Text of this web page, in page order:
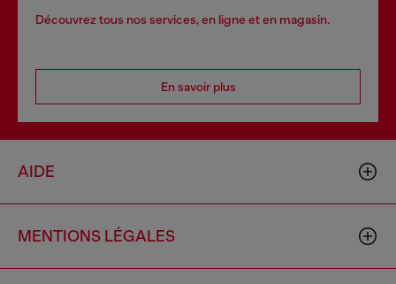
Découvrez tous nos services, en ligne et en magasin.
En savoir plus
AIDE
MENTIONS LÉGALES